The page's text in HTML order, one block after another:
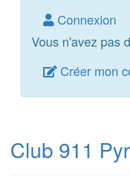
Connexion
Vous n'avez pas
Créer mon
Club 911